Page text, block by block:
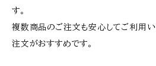
す。
複数商品のご注文も安心してご利用い
注文がおすすめです。